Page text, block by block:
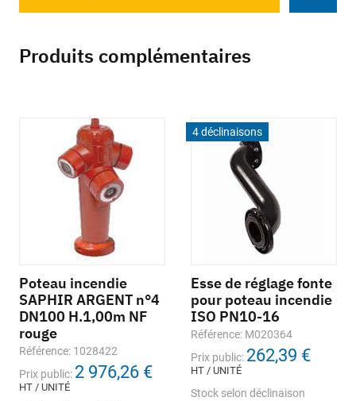
Produits complémentaires
Poteau incendie
SAPHIR ARGENT n°4
DN100 H.1,00m NF
rouge
Référence: 1028422
Prix public: 2 976,26 €
HT / UNITÉ
4 déclinaisons
Esse de réglage fonte
pour poteau incendie
ISO PN10-16
Référence: M020364
Prix public: 262,39 €
HT / UNITÉ
Stock selon déclinaison